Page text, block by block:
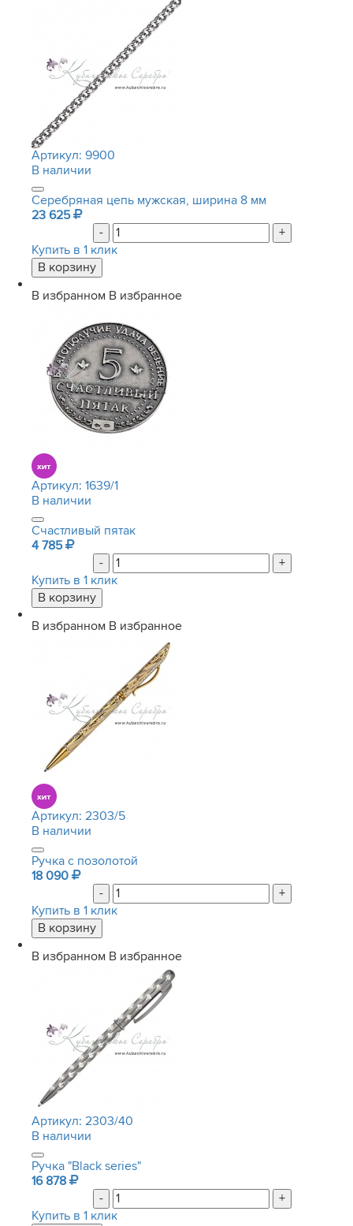
Артикул: 9900
В наличии
Серебряная цепь мужская, ширина 8 мм
23 625
-
+
Купить в 1 клик
В избранном В избранное
Артикул: 1639/1
В наличии
Счастливый пятак
4 785
-
+
Купить в 1 клик
В избранном В избранное
Артикул: 2303/5
В наличии
Ручка с позолотой
18 090
-
+
Купить в 1 клик
В избранном В избранное
Артикул: 2303/40
В наличии
Ручка "Black series"
16 878
-
+
Купить в 1 клик